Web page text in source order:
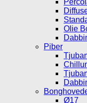
Olie
Piber
Ø17